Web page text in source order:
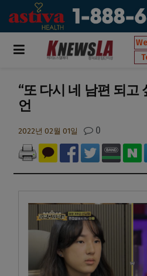
“또 다시 네 남편 되고
언
2022년 02월 01일 0